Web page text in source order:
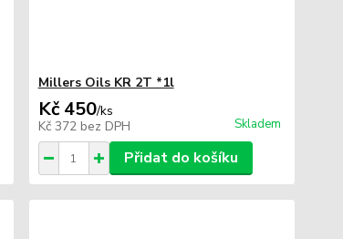
Millers Oils KR 2T *1l
Kč 450/ks
Kč 372 bez DPH Skladem
Přidat do košíku